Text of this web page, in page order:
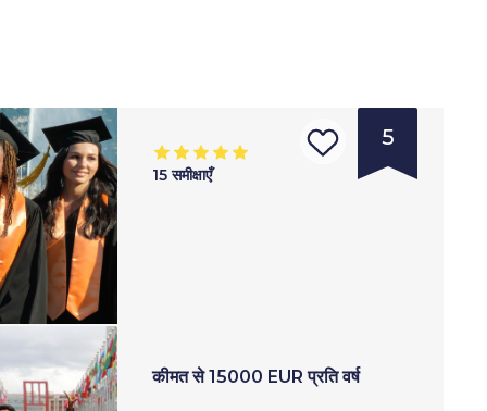
5
15 समीक्षाएँ
कीमत से 15000 EUR प्रति वर्ष